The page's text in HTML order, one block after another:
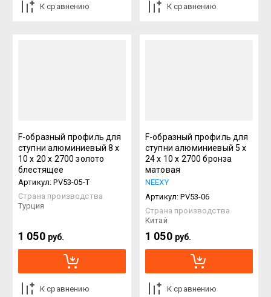
К сравнению К сравнению
F-образный профиль для
ступни алюминиевый 8 х
10 х 20 х 2700 золото
блестящее
Артикул: PV53-05-T
Страна производства
Турция
1 050 руб.
К сравнению
F-образный профиль для
ступни алюминиевый 5 х
24 х 10 х 2700 бронза
матовая
NEEXY
Артикул: PV53-06
Страна производства
Китай
1 050 руб.
К сравнению